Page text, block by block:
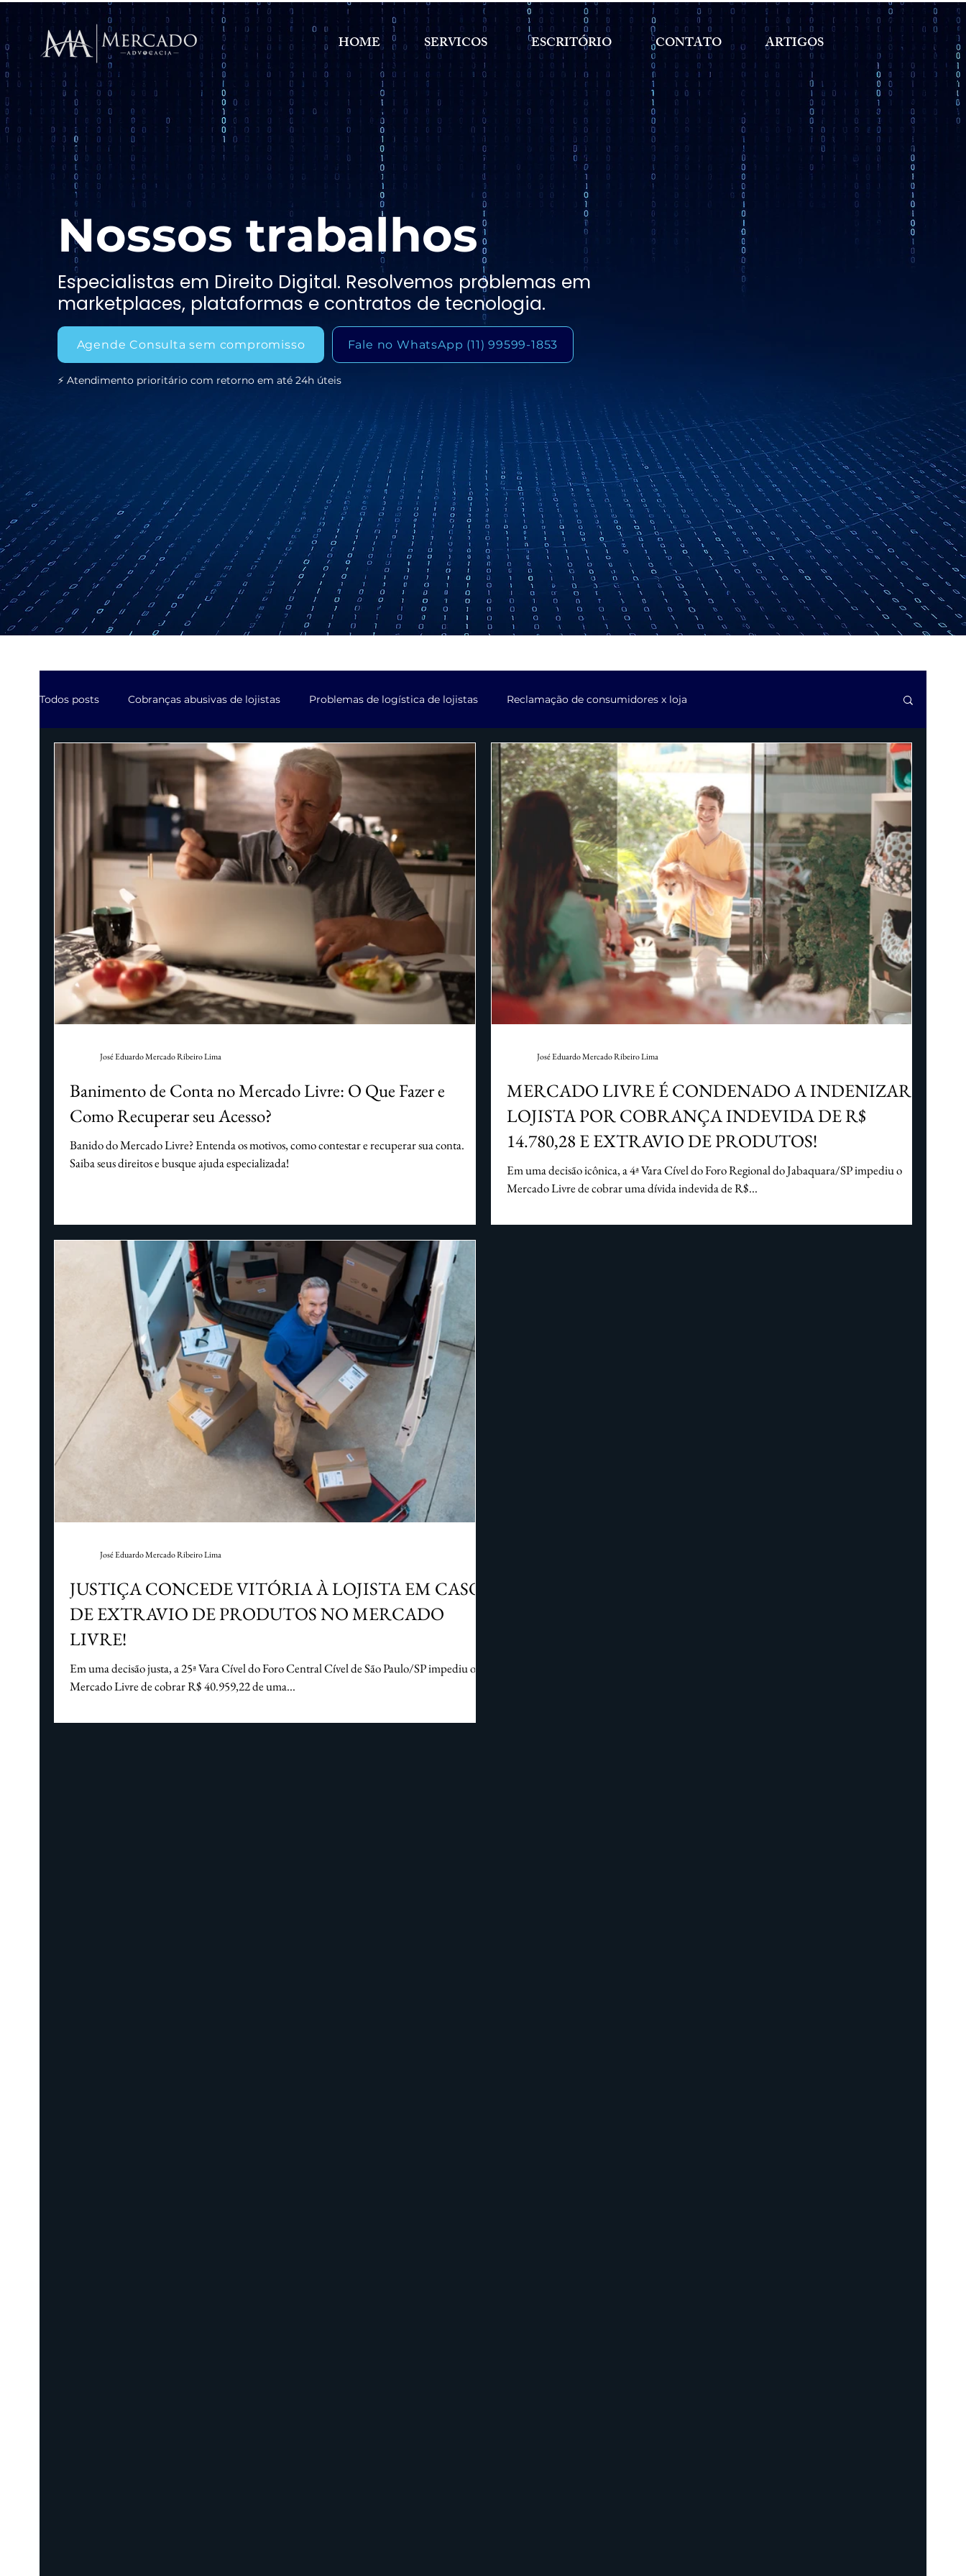
HOME SERVICOS ESCRITÓRIO CONTATO ARTIGOS
Nossos trabalhos
Especialistas em Direito Digital. Resolvemos problemas em
marketplaces, plataformas e contratos de tecnologia.
Agende Consulta sem compromisso Fale no WhatsApp (11) 99599-1853
⚡ Atendimento prioritário com retorno em até 24h úteis
Todos posts Cobranças abusivas de lojistas Problemas de logística de lojistas Reclamação de consumidores x loja
Contratos da industria de software Ações judiciais com softwares Notificações de softwares Licenças de software Questões trabalhistas de TI
Contratos de Agências digitais Suspensão de conta em redes sociais Desmonetização de contas Desvios e golpes financeiros
Mercado Advocacia em destaque Resposta para denúncias no BPP Disputas de links patrocinados Cláusulas contratuais
Propriedade Intelectual do lojista Questões tributárias Registro de marca Modelos de contratos
Questões societárias Direito de saúde Direito de Família Homologação sentenca estrangeira Direito imobiliário Direito Cível
Banimento de Conta no Mercado Livre: O Que Fazer e
Como Recuperar seu Acesso?
Banido do Mercado Livre? Entenda os motivos, como contestar e recuperar sua conta.
Saiba seus direitos e busque ajuda especializada!
José Eduardo Mercado Ribeiro Lima
MERCADO LIVRE É CONDENADO A INDENIZAR
LOJISTA POR COBRANÇA INDEVIDA DE R$
14.780,28 E EXTRAVIO DE PRODUTOS!
Em uma decisão icônica, a 4ª Vara Cível do Foro Regional do Jabaquara/SP impediu o
Mercado Livre de cobrar uma dívida indevida de R$...
José Eduardo Mercado Ribeiro Lima
JUSTIÇA CONCEDE VITÓRIA À LOJISTA EM CASO
DE EXTRAVIO DE PRODUTOS NO MERCADO
LIVRE!
Em uma decisão justa, a 25ª Vara Cível do Foro Central Cível de São Paulo/SP impediu o
Mercado Livre de cobrar R$ 40.959,22 de uma...
José Eduardo Mercado Ribeiro Lima